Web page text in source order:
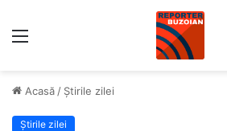
Acasă / Știrile zilei
Știrile zilei